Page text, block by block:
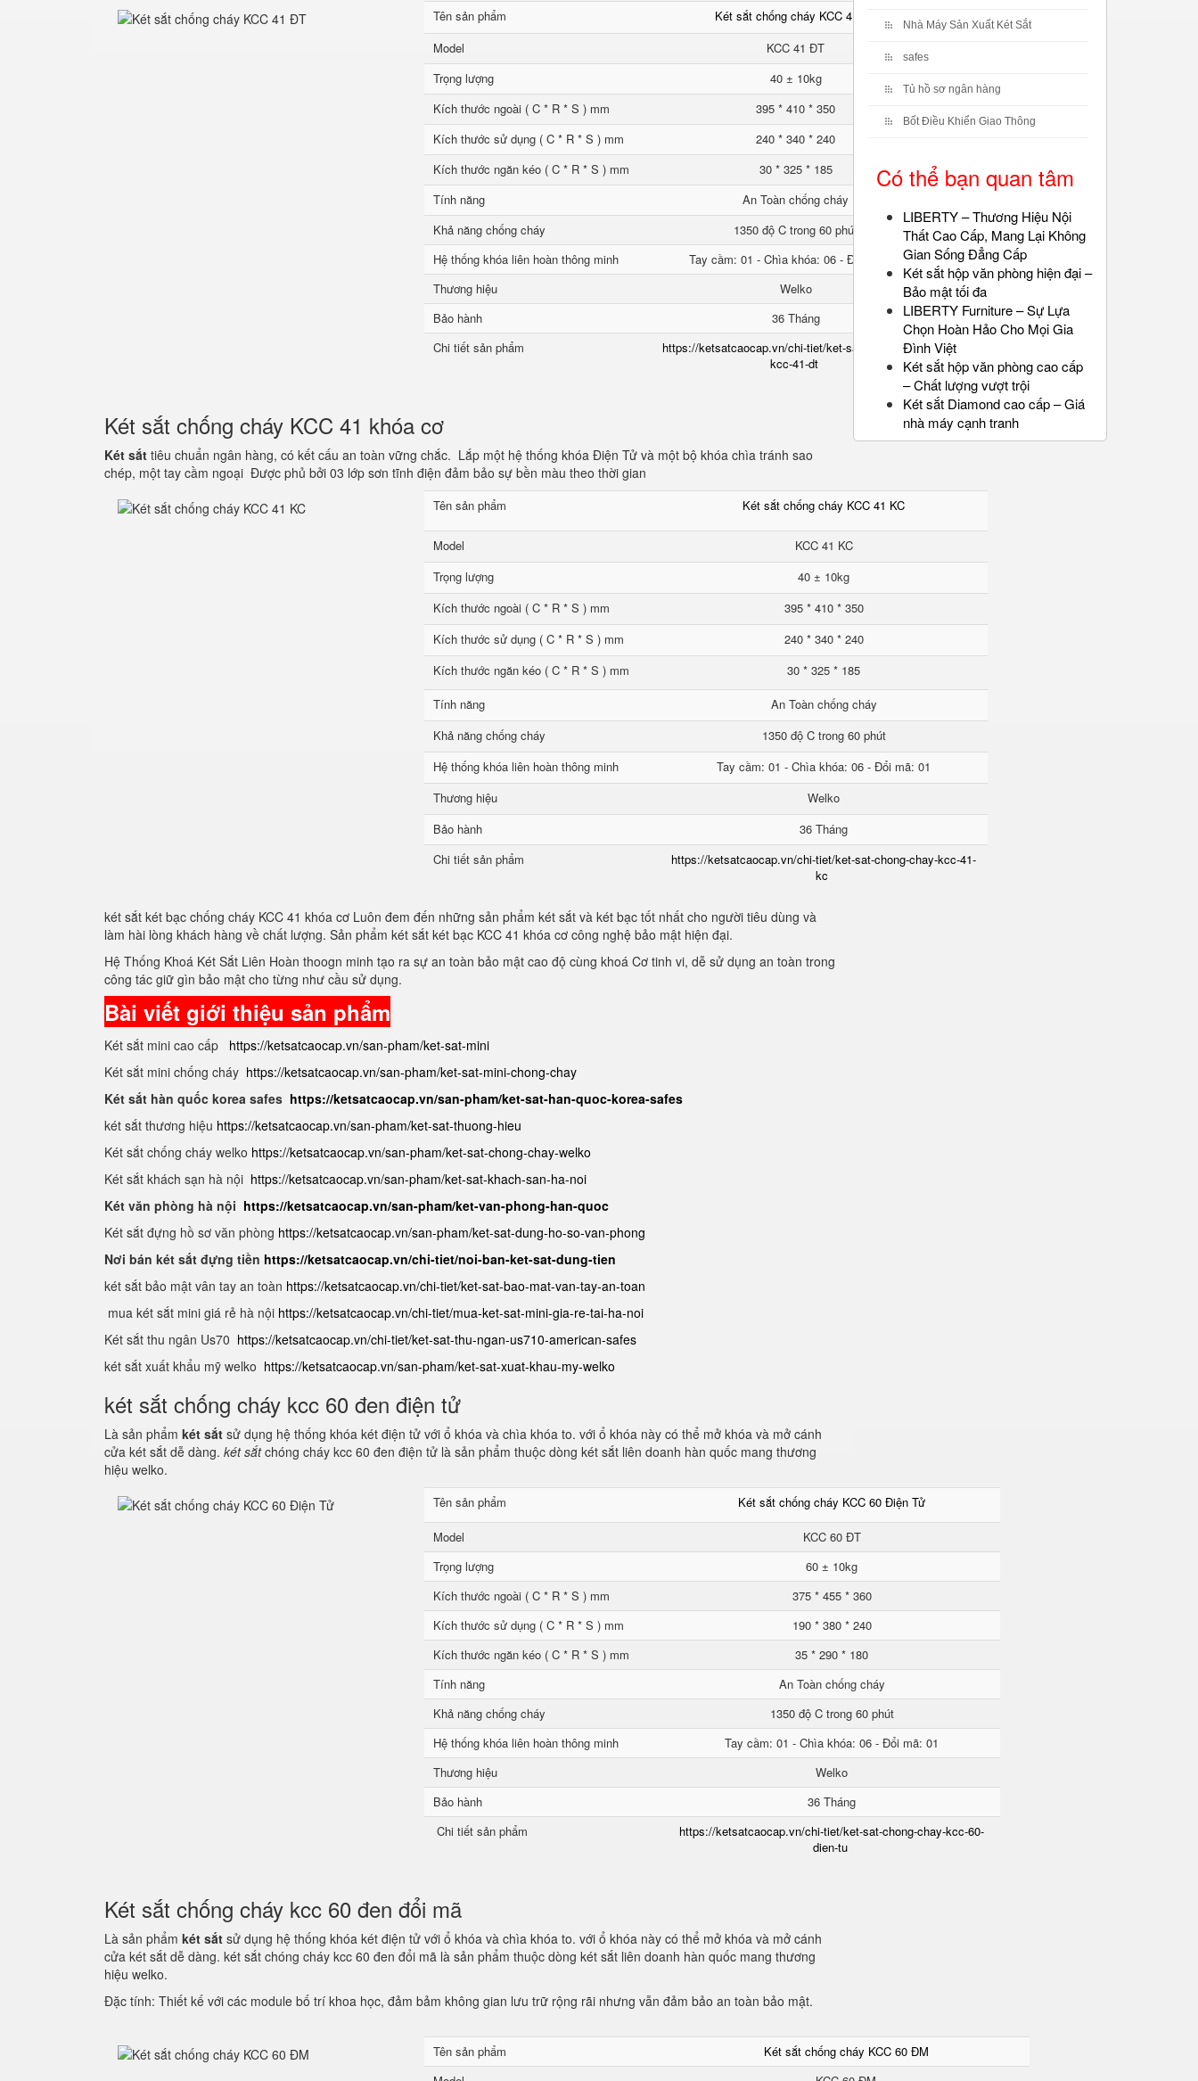
Tên sản phẩm
Két sắt chống cháy KCC 41 ĐT
Model
KCC 41 ĐT
Trọng lượng
40 ± 10kg
Kích thước ngoài ( C * R * S ) mm
395 * 410 * 350
Kích thước sử dụng ( C * R * S ) mm
240 * 340 * 240
Kích thước ngăn kéo ( C * R * S ) mm
30 * 325 * 185
Tính năng
An Toàn chống cháy
Khả năng chống cháy
1350 độ C trong 60 phút
Hệ thống khóa liên hoàn thông minh
Tay cầm: 01 - Chìa khóa: 06 - Đổi mã: 01
Thương hiệu
Welko
Bảo hành
36 Tháng
Chi tiết sản phẩm
https://ketsatcaocap.vn/chi-tiet/ket-sat-chong-chay-
kcc-41-dt
Két sắt chống cháy KCC 41 khóa cơ
Két sắt tiêu chuẩn ngân hàng, có kết cấu an toàn vững chắc. Lắp một hệ thống khóa Điện Tử và một bộ khóa chìa tránh sao
chép, một tay cầm ngoại Được phủ bởi 03 lớp sơn tĩnh điện đảm bảo sự bền màu theo thời gian
Tên sản phẩm Két sắt chống cháy KCC 41 KC
Model
KCC 41 KC
Trọng lượng
40 ± 10kg
Kích thước ngoài ( C * R * S ) mm
395 * 410 * 350
Kích thước sử dụng ( C * R * S ) mm
240 * 340 * 240
Kích thước ngăn kéo ( C * R * S ) mm
30 * 325 * 185
Tính năng
An Toàn chống cháy
Khả năng chống cháy
1350 độ C trong 60 phút
Hệ thống khóa liên hoàn thông minh
Tay cầm: 01 - Chìa khóa: 06 - Đổi mã: 01
Thương hiệu
Welko
Bảo hành
36 Tháng
Chi tiết sản phẩm
https://ketsatcaocap.vn/chi-tiet/ket-sat-chong-chay-kcc-41-
kc
két sắt két bạc chống cháy KCC 41 khóa cơ Luôn đem đến những sản phẩm két sắt và két bạc tốt nhất cho người tiêu dùng và
làm hài lòng khách hàng về chất lượng. Sản phẩm két sắt két bạc KCC 41 khóa cơ công nghệ bảo mật hiện đại.
Hệ Thống Khoá Két Sắt Liên Hoàn thoogn minh tạo ra sự an toàn bảo mật cao độ cùng khoá Cơ tinh vi, dễ sử dụng an toàn trong
công tác giữ gìn bảo mật cho từng như cầu sử dụng.
Bài viết giới thiệu sản phẩm
Két sắt mini cao cấp https://ketsatcaocap.vn/san-pham/ket-sat-mini
Két sắt mini chống cháy https://ketsatcaocap.vn/san-pham/ket-sat-mini-chong-chay
Két sắt hàn quốc korea safes https://ketsatcaocap.vn/san-pham/ket-sat-han-quoc-korea-safes
két sắt thương hiệu https://ketsatcaocap.vn/san-pham/ket-sat-thuong-hieu
Két sắt chống cháy welko https://ketsatcaocap.vn/san-pham/ket-sat-chong-chay-welko
Két sắt khách sạn hà nội https://ketsatcaocap.vn/san-pham/ket-sat-khach-san-ha-noi
Két văn phòng hà nội https://ketsatcaocap.vn/san-pham/ket-van-phong-han-quoc
Két sắt đựng hồ sơ văn phòng https://ketsatcaocap.vn/san-pham/ket-sat-dung-ho-so-van-phong
Nơi bán két sắt đựng tiền https://ketsatcaocap.vn/chi-tiet/noi-ban-ket-sat-dung-tien
két sắt bảo mật vân tay an toàn https://ketsatcaocap.vn/chi-tiet/ket-sat-bao-mat-van-tay-an-toan
mua két sắt mini giá rẻ hà nội https://ketsatcaocap.vn/chi-tiet/mua-ket-sat-mini-gia-re-tai-ha-noi
Két sắt thu ngân Us70 https://ketsatcaocap.vn/chi-tiet/ket-sat-thu-ngan-us710-american-safes
két sắt xuất khẩu mỹ welko https://ketsatcaocap.vn/san-pham/ket-sat-xuat-khau-my-welko
két sắt chống cháy kcc 60 đen điện tử
Là sản phẩm két sắt sử dụng hệ thống khóa két điện tử với ổ khóa và chìa khóa to. với ổ khóa này có thể mở khóa và mở cánh
cửa két sắt dễ dàng. két sắtchóng cháy kcc 60 đen điện tử là sản phẩm thuộc dòng két sắt liên doanh hàn quốc mang thương
hiệu welko.
Tên sản phẩm Két sắt chống cháy KCC 60 Điện Tử
Model
KCC 60 ĐT
Trọng lượng
60 ± 10kg
Kích thước ngoài ( C * R * S ) mm
375 * 455 * 360
Kích thước sử dụng ( C * R * S ) mm
190 * 380 * 240
Kích thước ngăn kéo ( C * R * S ) mm
35 * 290 * 180
Tính năng
An Toàn chống cháy
Khả năng chống cháy
1350 độ C trong 60 phút
Hệ thống khóa liên hoàn thông minh
Tay cầm: 01 - Chìa khóa: 06 - Đổi mã: 01
Thương hiệu
Welko
Bảo hành
36 Tháng
Chi tiết sản phẩm
https://ketsatcaocap.vn/chi-tiet/ket-sat-chong-chay-kcc-60-
dien-tu
Két sắt chống cháy kcc 60 đen đổi mã
Là sản phẩm két sắt sử dụng hệ thống khóa két điện tử với ổ khóa và chìa khóa to. với ổ khóa này có thể mở khóa và mở cánh
cửa két sắt dễ dàng. két sắt chóng cháy kcc 60 đen đổi mã là sản phẩm thuộc dòng két sắt liên doanh hàn quốc mang thương
hiệu welko.
Đặc tính: Thiết kế với các module bố trí khoa học, đảm bảm không gian lưu trữ rộng rãi nhưng vẫn đảm bảo an toàn bảo mật.
Tên sản phẩm
Két sắt chống cháy KCC 60 ĐM
Nhà Máy Sản Xuất Két Sắt
safes
Tủ hồ sơ ngân hàng
Bốt Điều Khiển Giao Thông
Có thể bạn quan tâm
LIBERTY – Thương Hiệu Nội
Thất Cao Cấp, Mang Lại Không
Gian Sống Đẳng Cấp
Két sắt hộp văn phòng hiện đại –
Bảo mật tối đa
LIBERTY Furniture – Sự Lựa
Chọn Hoàn Hảo Cho Mọi Gia
Đình Việt
Két sắt hộp văn phòng cao cấp
– Chất lượng vượt trội
Két sắt Diamond cao cấp – Giá
nhà máy cạnh tranh